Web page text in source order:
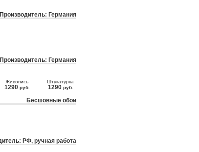
Германия
Германия
Живопись
1290 руб.
Штукатурка
1290 руб.
Бесшовные обои
РФ, ручная работа